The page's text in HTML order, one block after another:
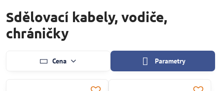
Sdělovací kabely, vodiče,
chráničky
Cena Parametry